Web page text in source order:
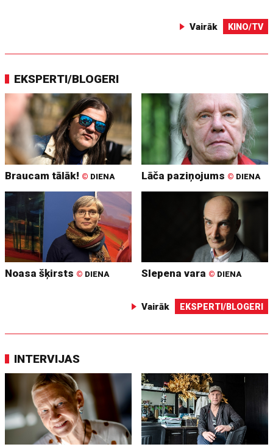
Vairāk KINO/TV
EKSPERTI/BLOGERI
Braucam tālāk! © DIENA Lāča paziņojums © DIENA
Noasa šķirsts © DIENA Slepena vara © DIENA
Vairāk EKSPERTI/BLOGERI
INTERVIJAS